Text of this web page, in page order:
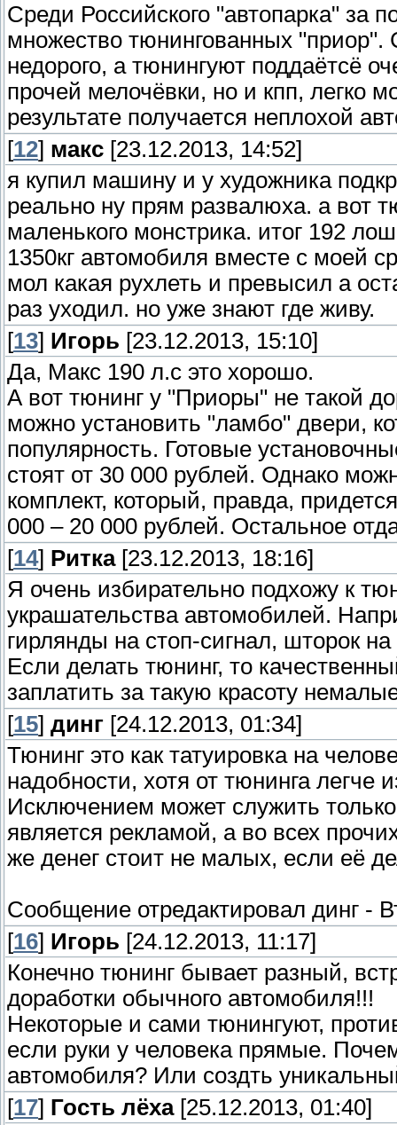
Среди Российского "автопарка" за
множество тюнингованных "приор".
недорого, а тюнингуют поддаётсё
прочей мелочёвки, но и кпп, легко
результате получается неплохой
[12] макс [23.12.2013, 14:52]
я купил машину и у художника
реально ну прям развалюха. а вот
маленького монстрика. итог 192
1350кг автомобиля вместе с моей
мол какая рухлеть и превысил а
раз уходил. но уже знают где живу.
[13] Игорь [23.12.2013, 15:10]
Да, Макс 190 л.с это хорошо.
А вот тюнинг у "Приоры" не такой
можно установить "ламбо" двери,
популярность. Готовые
стоят от 30 000 рублей. Однако
комплект, который, правда,
000 – 20 000 рублей. Остальное
[14] Ритка[23.12.2013, 18:16]
Я очень избирательно подхожу к
украшательства автомобилей.
гирлянды на стоп-сигнал, шторок
Если делать тюнинг, то
заплатить за такую красоту
[15] динг [24.12.2013, 01:34]
Тюнинг это как татуировка на
надобности, хотя от тюнинга легче
Исключением может служить
является рекламой, а во всех
же денег стоит не малых, если её
Сообщение отредактировал динг -
[16] Игорь [24.12.2013, 11:17]
Конечно тюнинг бывает разный,
доработки обычного автомобиля!!!
Некоторые и сами тюнингуют,
если руки у человека прямые.
автомобиля? Или создть
[17] Гость лёха[25.12.2013, 01:40]